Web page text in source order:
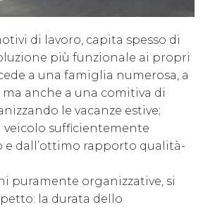
di lavoro, capita spesso di
più funzionale ai propri
a una famiglia numerosa, a
anche a una comitiva di
le vacanze estive;
veicolo sufficientemente
e dall’ottimo rapporto qualità-
puramente organizzative, si
la durata dello